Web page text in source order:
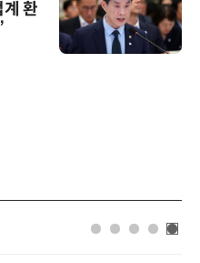
환